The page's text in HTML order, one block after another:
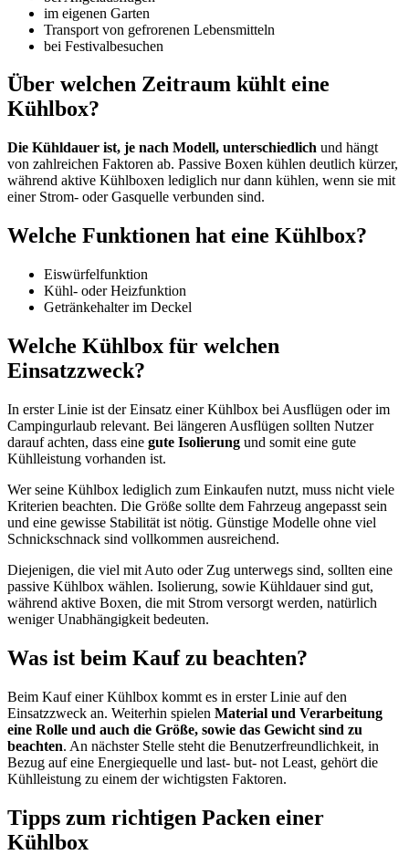
im eigenen Garten
Transport von gefrorenen Lebensmitteln
bei Festivalbesuchen
Über welchen Zeitraum kühlt eine
Kühlbox?
Die Kühldauer ist, je nach Modell, unterschiedlich und hängt
von zahlreichen Faktoren ab. Passive Boxen kühlen deutlich kürzer,
während aktive Kühlboxen lediglich nur dann kühlen, wenn sie mit
einer Strom- oder Gasquelle verbunden sind.
Welche Funktionen hat eine Kühlbox?
Eiswürfelfunktion
Kühl- oder Heizfunktion
Getränkehalter im Deckel
Welche Kühlbox für welchen
Einsatzzweck?
In erster Linie ist der Einsatz einer Kühlbox bei Ausflügen oder im
Campingurlaub relevant. Bei längeren Ausflügen sollten Nutzer
darauf achten, dass eine gute Isolierung und somit eine gute
Kühlleistung vorhanden ist.
Wer seine Kühlbox lediglich zum Einkaufen nutzt, muss nicht viele
Kriterien beachten. Die Größe sollte dem Fahrzeug angepasst sein
und eine gewisse Stabilität ist nötig. Günstige Modelle ohne viel
Schnickschnack sind vollkommen ausreichend.
Diejenigen, die viel mit Auto oder Zug unterwegs sind, sollten eine
passive Kühlbox wählen. Isolierung, sowie Kühldauer sind gut,
während aktive Boxen, die mit Strom versorgt werden, natürlich
weniger Unabhängigkeit bedeuten.
Was ist beim Kauf zu beachten?
Beim Kauf einer Kühlbox kommt es in erster Linie auf den
Einsatzzweck an. Weiterhin spielen Material und Verarbeitung
eine Rolle und auch die Größe, sowie das Gewicht sind zu
beachten. An nächster Stelle steht die Benutzerfreundlichkeit, in
Bezug auf eine Energiequelle und last- but- not Least, gehört die
Kühlleistung zu einem der wichtigsten Faktoren.
Tipps zum richtigen Packen einer
Kühlbox